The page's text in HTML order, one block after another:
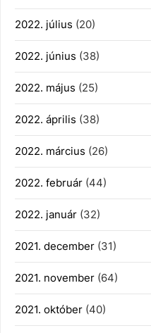
2022. július (20)
2022. június (38)
2022. május (25)
2022. április (38)
2022. március (26)
2022. február (44)
2022. január (32)
2021. december (31)
2021. november (64)
2021. október (40)